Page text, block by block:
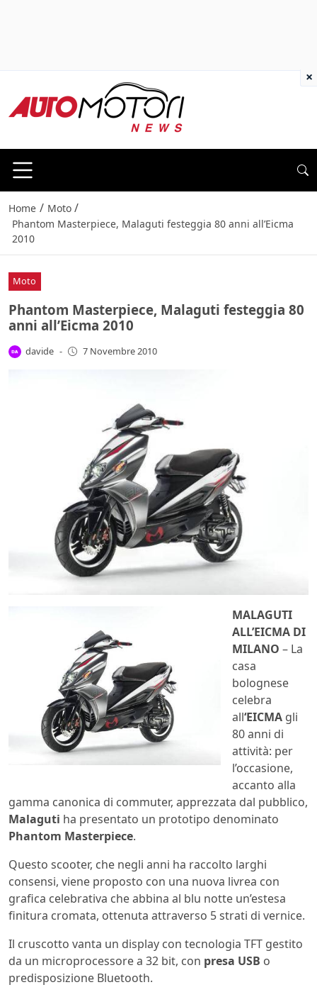
Home / Moto /
Phantom Masterpiece, Malaguti festeggia 80 anni all’Eicma
2010
Moto
Phantom Masterpiece, Malaguti festeggia 80
anni all’Eicma 2010
davide - 7 Novembre 2010
MALAGUTI
ALL’EICMA DI
MILANO – La
casa
bolognese
celebra
all‘EICMA gli
80 anni di
attività: per
l’occasione,
accanto alla
gamma canonica di commuter, apprezzata dal pubblico,
Malaguti ha presentato un prototipo denominato
Phantom Masterpiece.
Questo scooter, che negli anni ha raccolto larghi
consensi, viene proposto con una nuova livrea con
grafica celebrativa che abbina al blu notte un’estesa
finitura cromata, ottenuta attraverso 5 strati di vernice.
Il cruscotto vanta un display con tecnologia TFT gestito
da un microprocessore a 32 bit, con presa USB o
predisposizione Bluetooth.
×